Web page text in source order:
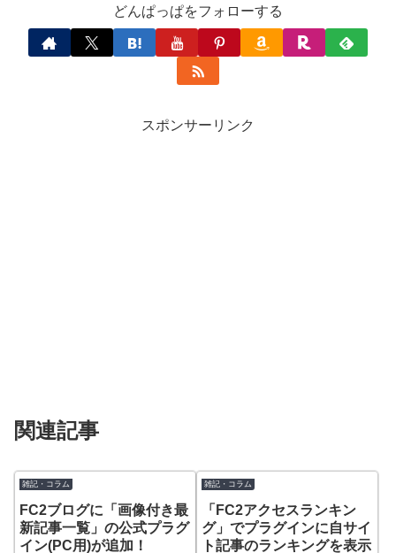
どんぱっぱをフォローする
スポンサーリンク
関連記事
雑記・コラム
FC2ブログに「画像付き最
新記事一覧」の公式プラグ
イン(PC用)が追加！
雑記・コラム
「FC2アクセスランキン
グ」でプラグインに自サイ
ト記事のランキングを表示